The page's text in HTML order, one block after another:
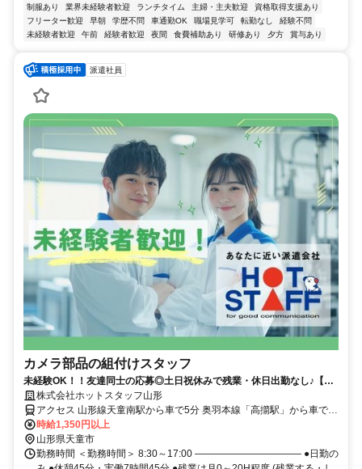
制服あり 業界未経験者歓迎 ランチタイム 主婦・主夫歓迎
資格取得支援あり
フリーター歓迎
早朝 学歴不問 車通勤OK 職場見学可 転勤なし
経験不問
未経験者歓迎
午前 経験者歓迎 夜間 食費補助あり 研修あり 夕方 賞与あり
派遣社員
カメラ部品の組付けスタッフ
未経験OK！！友達同士の応募◎土日祝休みで残業・休日出勤なし♪【カ
メラ部品の組付け／検査のオシゴト】
株式会社ホットスタッフ山形
アクセス 山形線天童南駅から車で5分 奥羽本線「高擶駅」から車で7
分 奥羽本線「天童駅」から車で8分
時給1,350円以上
山形県天童市
勤務時間 ＜勤務時間＞ 8:30～17:00 ――――――――――― ●日勤の